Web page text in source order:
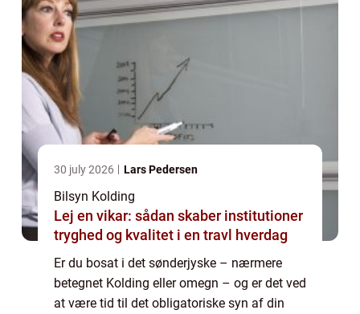
30 july 2026 Lars Pedersen
Bilsyn Kolding
Lej en vikar: sådan skaber institutioner
tryghed og kvalitet i en travl hverdag
Er du bosat i det sønderjyske – nærmere
betegnet Kolding eller omegn – og er det ved
at være tid til det obligatoriske syn af din